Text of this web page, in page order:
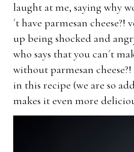
laught at me, saying why
´t have parmesan
up being shocked and
who says that you can´t
without parmesan
in this recipe (we are so
makes it even more